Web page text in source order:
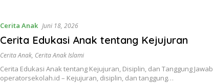
Cerita Anak Juni 18, 2026
Cerita Edukasi Anak tentang Kejujuran
Cerita Anak, Cerita Anak Islami
Cerita Edukasi Anak tentang Kejujuran, Disiplin, dan Tanggung Jawab
operatorsekolah.id – Kejujuran, disiplin, dan tanggung…